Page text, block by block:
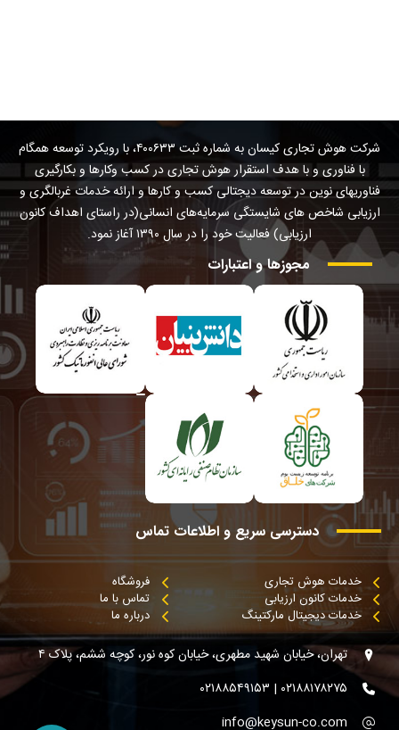
شرکت هوش تجاری کیسان به شماره ثبت ۴۰۰۶۳۳، با رویکرد توسعه همگام
با فناوری و با هدف استقرار هوش تجاری در کسب وکارها و بکارگیری
فناوریهای نوین در توسعه دیجتالی کسب و کارها و ارائه خدمات غربالگری و
ارزیابی شاخص های شایستگی سرمایه‌های انسانی(در راستای اهداف کانون
ارزیابی) فعالیت خود را در سال ۱۳۹۰ آغاز نمود.
مجوزها و اعتبارات
دسترسی سریع و اطلاعات تماس
خدمات هوش تجاری
خدمات کانون ارزیابی
خدمات دیجیتال مارکتینگ
فروشگاه
تماس با ما
درباره ما
تهران، خیابان شهید مطهری، خیابان کوه نور، کوچه ششم، پلاک ۴
۰۲۱۸۸۱۷۸۲۷۵ | ۰۲۱۸۸۵۴۹۱۵۳
info@keysun-co.com